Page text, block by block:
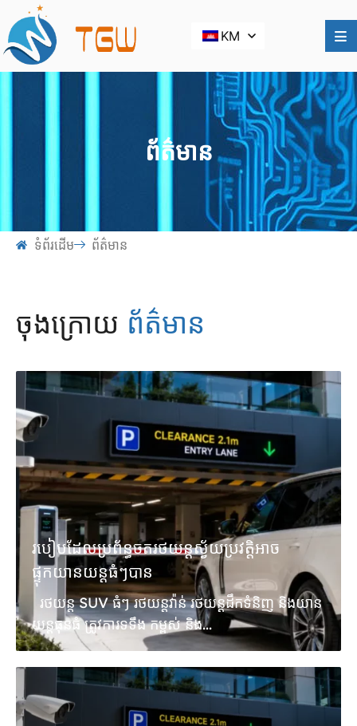
KM
ព័ត៌មាន
ទំព័រដើម ព័ត៌មាន
ចុងក្រោយ ព័ត៌មាន
របៀបដែលប្រព័ន្ធចតរថយន្តស្វ័យប្រវត្តិអាច
ផ្ទុកយានយន្តធំៗបាន
រថយន្ត SUV ធំៗ រថយន្តវ៉ាន់ រថយន្តដឹកទំនិញ និងយាន
យន្តធុនធំ ត្រូវការទទឹង កម្ពស់ និង...